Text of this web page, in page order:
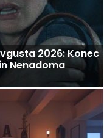
2026: Konec
Nenadoma